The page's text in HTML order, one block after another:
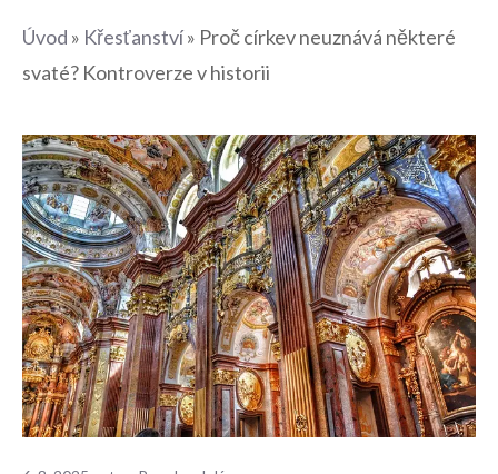
Úvod » Křesťanství» Proč církev neuznává některé
svaté? Kontroverze v historii